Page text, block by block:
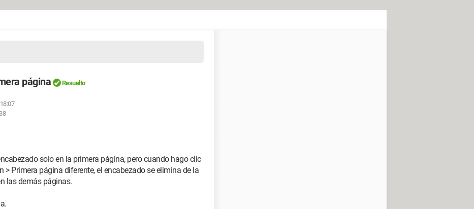
página Resuelto
solo en la primera página, pero cuando hago clic
> Primera página diferente, el encabezado se elimina de la
las demás páginas.